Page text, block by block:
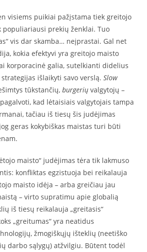
visiems puikiai pažįstama tiek greitojo
populiariausi prekių ženklai. Tuo
vis dar skamba… neįprastai. Gal net
kokia efektyvi yra greitojo maisto
korporacinė galia, sutelkianti didelius
išlaikyti savo verslą.Slow
tūkstančių,burgerių valgytojų –
kad lėtaisiais valgytojais tampa
tačiau iš tiesų šis judėjimas
geras kokybiškas maistas turi būti
maisto“ judėjimas tėra tik lakmuso
konfliktas egzistuoja bei reikalauja
maisto idėja – arba greičiau jau
– virto supratimu apie globalią
iš tiesų reikalauja „greitasis“
„greitumas“ yra neatidus
žmogiškųjų išteklių (neetiško
darbo sąlygų) atžvilgiu. Būtent todėl